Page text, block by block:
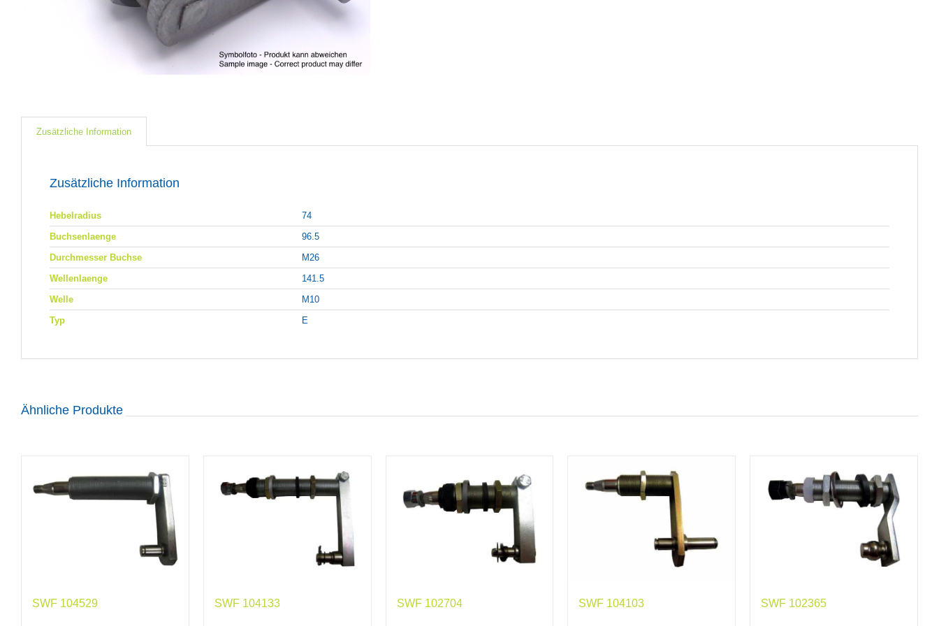
Zusätzliche Information
Zusätzliche Information
Hebelradius
74
Buchsenlaenge
96.5
Durchmesser Buchse
M26
Wellenlaenge
141.5
Welle
M10
Typ
E
Ähnliche Produkte
SWF 104529 SWF 104133 SWF 102704 SWF 104103 SWF 102365